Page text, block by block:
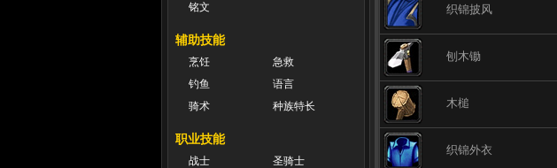
铭文
辅助技能
烹饪
急救
钓鱼
语言
骑术
种族特长
职业技能
战士
圣骑士
织锦披风
刨木锄
木槌
织锦外衣